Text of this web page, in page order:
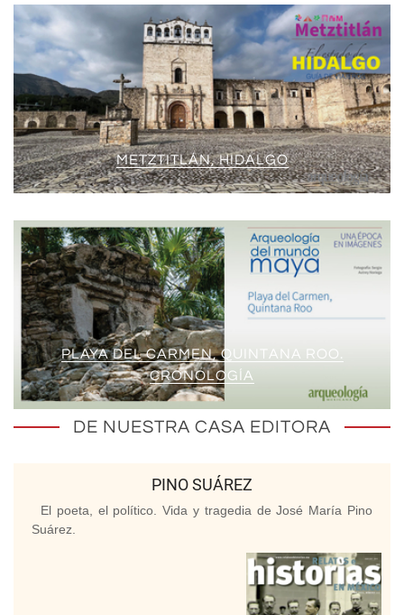
METZTITLÁN, HIDALGO
PLAYA DEL CARMEN, QUINTANA ROO.
CRONOLOGÍA
DE NUESTRA CASA EDITORA
PINO SUÁREZ
El poeta, el político. Vida y tragedia de José María Pino
Suárez.